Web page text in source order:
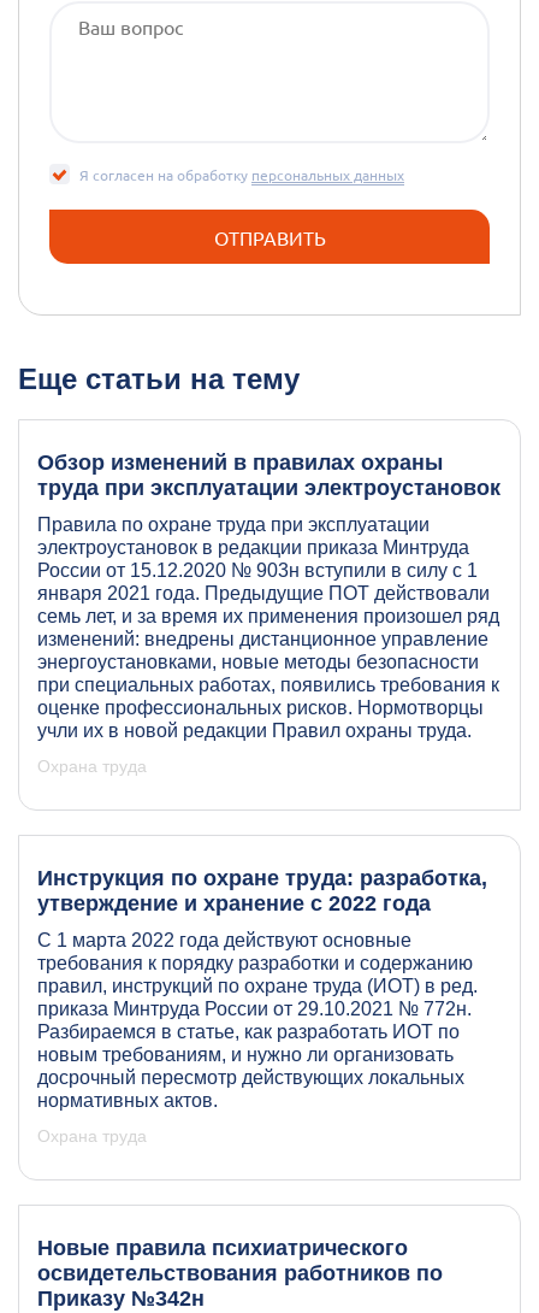
Я согласен на обработку персональных данных
Еще статьи на тему
Обзор изменений в правилах охраны
труда при эксплуатации электроустановок
Правила по охране труда при эксплуатации
электроустановок в редакции приказа Минтруда
России от 15.12.2020 № 903н вступили в силу с 1
января 2021 года. Предыдущие ПОТ действовали
семь лет, и за время их применения произошел ряд
изменений: внедрены дистанционное управление
энергоустановками, новые методы безопасности
при специальных работах, появились требования к
оценке профессиональных рисков. Нормотворцы
учли их в новой редакции Правил охраны труда.
Охрана труда
Инструкция по охране труда: разработка,
утверждение и хранение с 2022 года
С 1 марта 2022 года действуют основные
требования к порядку разработки и содержанию
правил, инструкций по охране труда (ИОТ) в ред.
приказа Минтруда России от 29.10.2021 № 772н.
Разбираемся в статье, как разработать ИОТ по
новым требованиям, и нужно ли организовать
досрочный пересмотр действующих локальных
нормативных актов.
Охрана труда
Новые правила психиатрического
освидетельствования работников по
Приказу №342н